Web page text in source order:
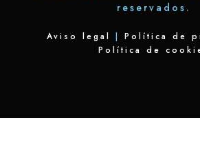
reservados.
Aviso legal | Política de
Política de